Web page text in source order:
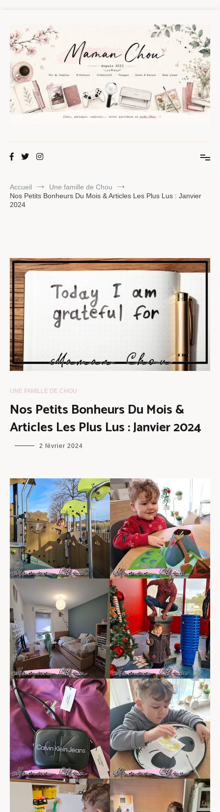
contenu
Maman Chou
Accueil
Une famille de Chou
Nos Petits Bonheurs Du Mois & Articles Les Plus Lus : Janvier
2024
UNE FAMILLE DE CHOU
Nos Petits Bonheurs Du Mois &
Articles Les Plus Lus : Janvier 2024
maman
2 février 2024